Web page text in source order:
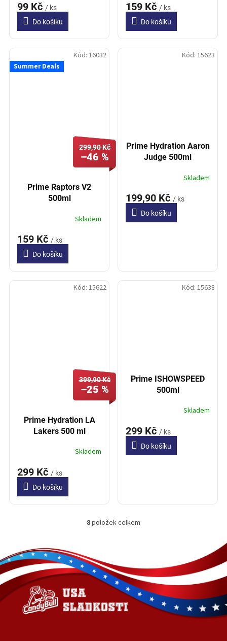
99 Kč / ks
Do košíku
159 Kč / ks
Do košíku
Summer Deals
299,90 Kč
–46 %
Prime Raptors V2
500ml
Skladem
159 Kč / ks
Do košíku
Kód: 16032
Prime Hydration Aaron
Judge 500ml
Skladem
199,90 Kč / ks
Do košíku
Kód: 15623
399,90 Kč
–25 %
Prime Hydration LA
Lakers 500 ml
Skladem
299 Kč / ks
Do košíku
Kód: 15622
Prime ISHOWSPEED
500ml
Skladem
299 Kč / ks
Do košíku
Kód: 15638
O
d
a
c
p
r
8položek celkem
á
p
a
í